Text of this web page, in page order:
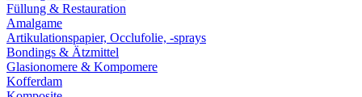
Füllung & Restauration
Amalgame
Artikulationspapier, Occlufolie, -sprays
Bondings & Ätzmittel
Glasionomere & Kompomere
Kofferdam